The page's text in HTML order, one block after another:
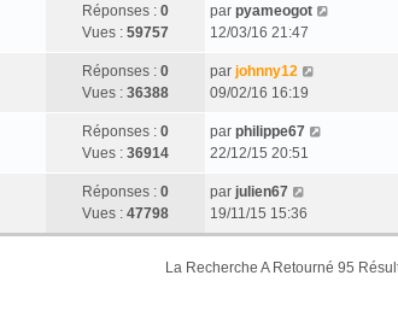
Réponses : 0
Vues : 59757
par pyameogot
12/03/16 21:47
Réponses : 0
Vues : 36388
par johnny12
09/02/16 16:19
Réponses : 0
Vues : 36914
par philippe67
22/12/15 20:51
Réponses : 0
Vues : 47798
par julien67
19/11/15 15:36
La Recherche A Retourné 95